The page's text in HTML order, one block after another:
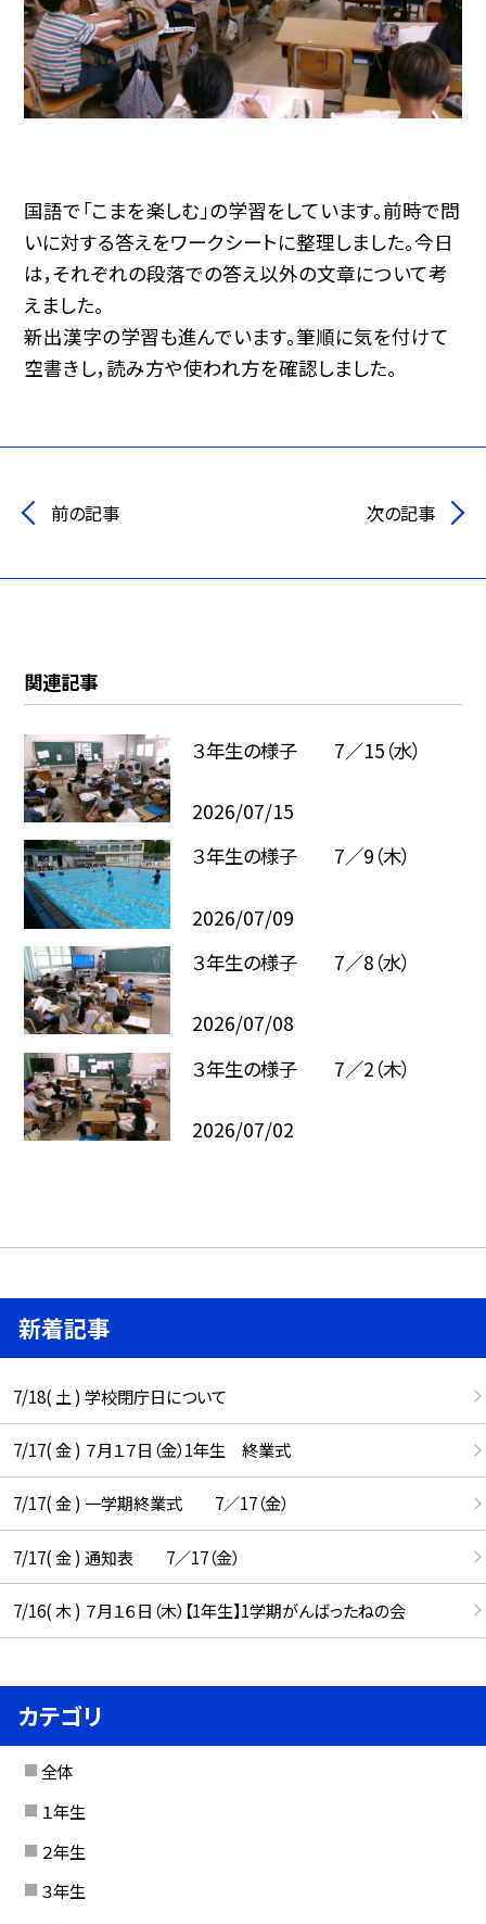
国語で「こまを楽しむ」の学習をしています。前時で問
いに対する答えをワークシートに整理しました。今日
は，それぞれの段落での答え以外の文章について考
えました。
新出漢字の学習も進んでいます。筆順に気を付けて
空書きし，読み方や使われ方を確認しました。
前の記事 次の記事
関連記事
３年生の様子 7／15（水）
2026/07/15
３年生の様子 7／9（木）
2026/07/09
３年生の様子 7／8（水）
2026/07/08
３年生の様子 7／2（木）
2026/07/02
新着記事
7/18( 土 ) 学校閉庁日について
7/17( 金 ) ７月１７日（金）1年生 終業式
7/17( 金 ) 一学期終業式 7／17（金）
7/17( 金 ) 通知表 7／17（金）
7/16( 木 ) ７月１６日（木）【1年生】1学期がんばったねの会
カテゴリ
全体
１年生
２年生
３年生